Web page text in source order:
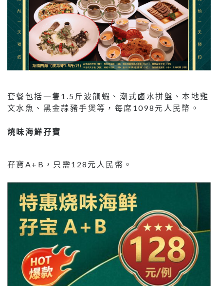
套餐包括一隻1.5斤波龍蝦、潮式鹵水拼盤、本地雞
文水魚、黑金蒜豬手煲等，每席1098元人民幣。
燒味海鮮孖寶
孖寶A+B，只需128元人民幣。